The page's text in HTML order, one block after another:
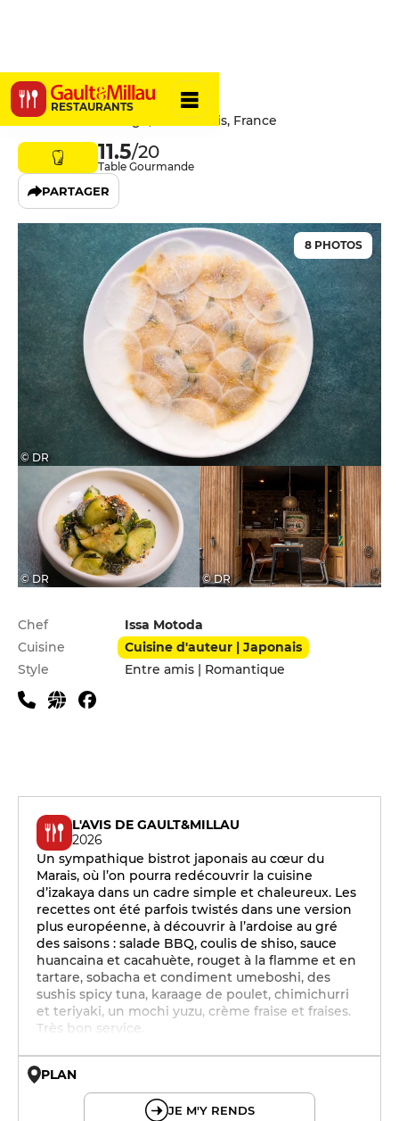
RESTAURANTS
Soma
13 Rue de Saintonge, 75003 Paris, France
11.5/20
Table Gourmande
PARTAGER
© DR
© DR © DR
8 PHOTOS
Infos pratiques
Chef
Issa Motoda
Cuisine
Cuisine d'auteur | Japonais
Style
Entre amis | Romantique
L'AVIS DE GAULT&MILLAU
2026
Un sympathique bistrot japonais au cœur du
Marais, où l’on pourra redécouvrir la cuisine
d’izakaya dans un cadre simple et chaleureux. Les
recettes ont été parfois twistés dans une version
plus européenne, à découvrir à l’ardoise au gré
des saisons : salade BBQ, coulis de shiso, sauce
huancaina et cacahuète, rouget à la flamme et en
tartare, sobacha et condiment umeboshi, des
sushis spicy tuna, karaage de poulet, chimichurri
et teriyaki, un mochi yuzu, crème fraise et fraises.
Très bon service.
PLAN
JE M'Y RENDS